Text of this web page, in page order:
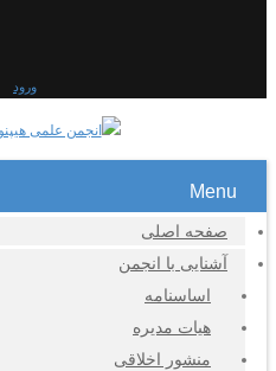
ورود
Menu
صفحه اصلی
آشنایی با انجمن
اساسنامه
هیات مدیره
منشور اخلاقی